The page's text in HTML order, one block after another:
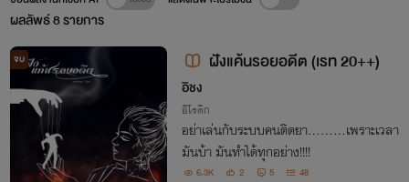
ผลลัพธ์8รายการ
จบ ฝังแค้นรอยอดีต (เรท 20++)
อิชง
อีโรติก
อย่าเล่นกับระบบคนติดยา.........เพราะเวลา
มันบ้า มันทำได้ทุกอย่าง!!!!
6.3K 2 5 48